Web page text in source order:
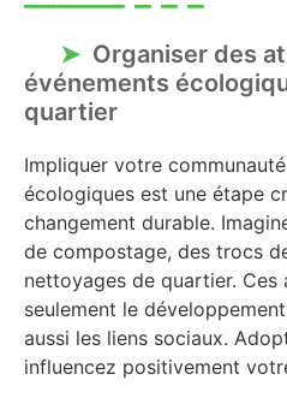
Organiser des
événements
quartier
Impliquer votre
écologiques est une étape
changement durable.
de compostage, des trocs
nettoyages de quartier.
seulement le
aussi les liens sociaux.
influencez positivement